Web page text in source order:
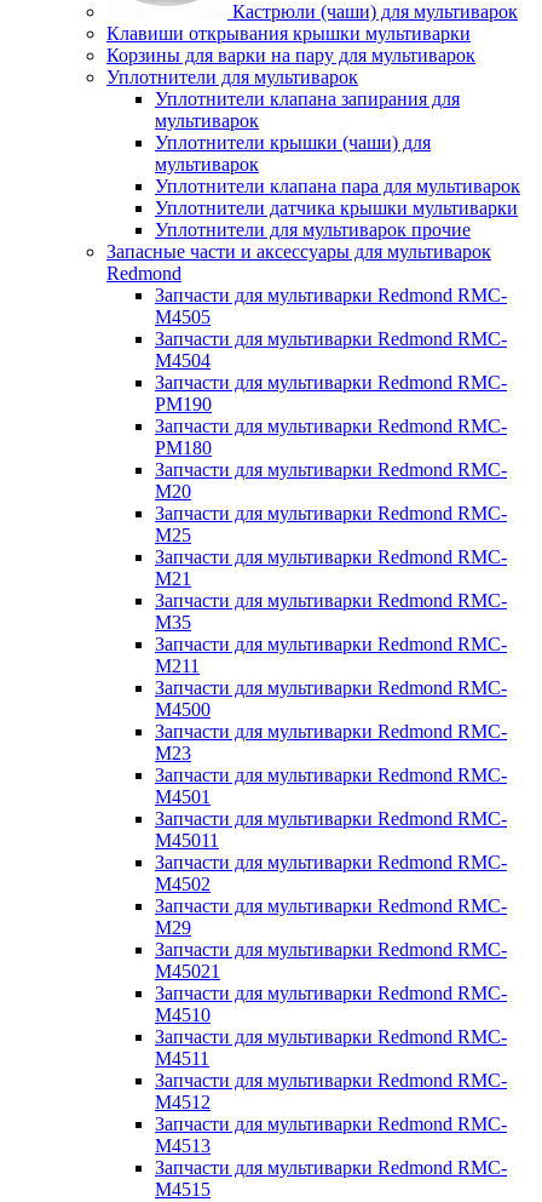
Кастрюли (чаши) для мультиварок
Клавиши открывания крышки мультиварки
Корзины для варки на пару для мультиварок
Уплотнители для мультиварок
Уплотнители клапана запирания для
мультиварок
Уплотнители крышки (чаши) для
мультиварок
Уплотнители клапана пара для мультиварок
Уплотнители датчика крышки мультиварки
Уплотнители для мультиварок прочие
Запасные части и аксессуары для мультиварок
Redmond
Запчасти для мультиварки Redmond RMC-
M4505
Запчасти для мультиварки Redmond RMC-
M4504
Запчасти для мультиварки Redmond RMC-
PM190
Запчасти для мультиварки Redmond RMC-
PM180
Запчасти для мультиварки Redmond RMC-
M20
Запчасти для мультиварки Redmond RMC-
M25
Запчасти для мультиварки Redmond RMC-
M21
Запчасти для мультиварки Redmond RMC-
M35
Запчасти для мультиварки Redmond RMC-
M211
Запчасти для мультиварки Redmond RMC-
M4500
Запчасти для мультиварки Redmond RMC-
M23
Запчасти для мультиварки Redmond RMC-
M4501
Запчасти для мультиварки Redmond RMC-
M45011
Запчасти для мультиварки Redmond RMC-
M4502
Запчасти для мультиварки Redmond RMC-
M29
Запчасти для мультиварки Redmond RMC-
M45021
Запчасти для мультиварки Redmond RMC-
M4510
Запчасти для мультиварки Redmond RMC-
M4511
Запчасти для мультиварки Redmond RMC-
M4512
Запчасти для мультиварки Redmond RMC-
M4513
Запчасти для мультиварки Redmond RMC-
M4515